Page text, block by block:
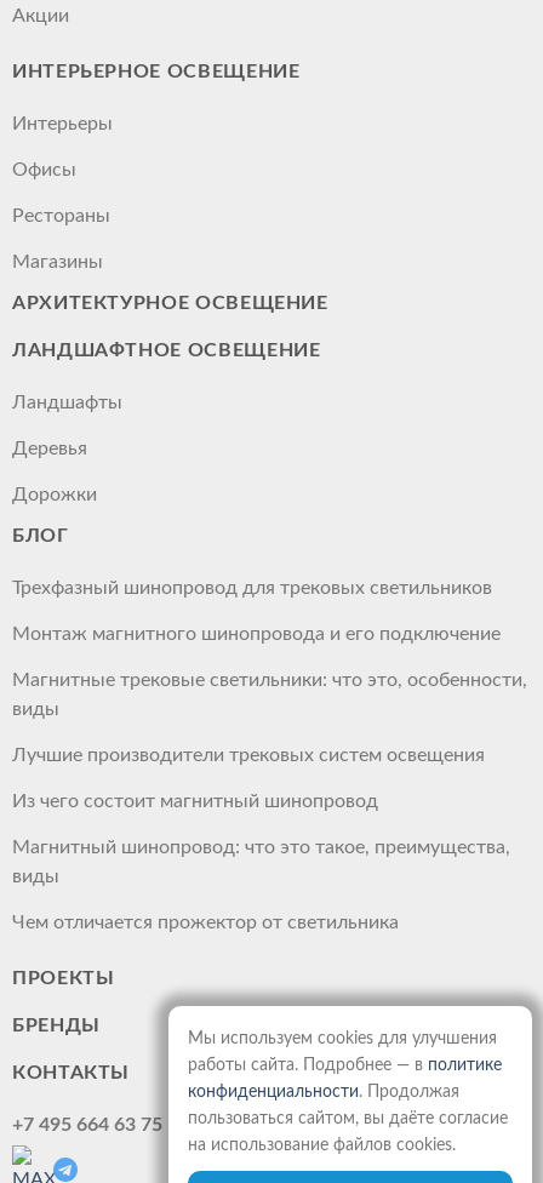
Акции
ИНТЕРЬЕРНОЕ ОСВЕЩЕНИЕ
Интерьеры
Офисы
Рестораны
Магазины
АРХИТЕКТУРНОЕ ОСВЕЩЕНИЕ
ЛАНДШАФТНОЕ ОСВЕЩЕНИЕ
Ландшафты
Деревья
Дорожки
БЛОГ
Трехфазный шинопровод для трековых светильников
Монтаж магнитного шинопровода и его подключение
Магнитные трековые светильники: что это, особенности,
виды
Лучшие производители трековых систем освещения
Из чего состоит магнитный шинопровод
Магнитный шинопровод: что это такое, преимущества,
виды
Чем отличается прожектор от светильника
ПРОЕКТЫ
БРЕНДЫ
КОНТАКТЫ
+7 495 664 63 75
Мы используем cookies для улучшения
работы сайта. Подробнее — в политике
конфиденциальности. Продолжая
пользоваться сайтом, вы даёте согласие
на использование файлов cookies.